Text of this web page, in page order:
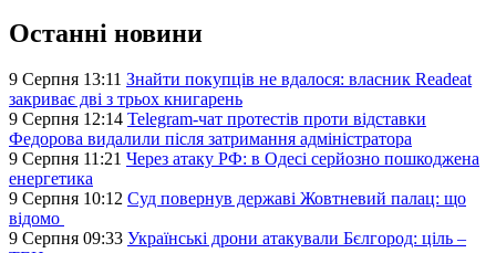
Останні новини
9 Серпня 13:11 Знайти покупців не вдалося: власник Readeat
закриває дві з трьох книгарень
9 Серпня 12:14 Telegram-чат протестів проти відставки
Федорова видалили після затримання адміністратора
9 Серпня 11:21 Через атаку РФ: в Одесі серйозно пошкоджена
енергетика
9 Серпня 10:12 Суд повернув державі Жовтневий палац: що
відомо
9 Серпня 09:33 Українські дрони атакували Бєлгород: ціль –